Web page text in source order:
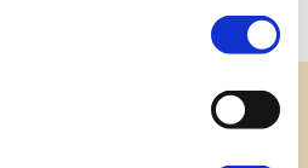
in onze cookieverklaring
op ‘Alleen noodzakelijke